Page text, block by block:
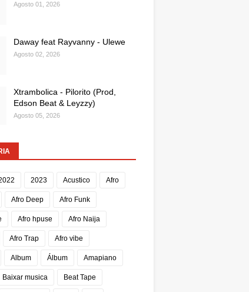
Agosto 01, 2026
Daway feat Rayvanny - Ulewe
Agosto 02, 2026
Xtrambolica - Pilorito (Prod,
Edson Beat & Leyzzy)
Agosto 05, 2026
2023 Acustico Afro
Afro Deep Afro Funk
Afro hpuse Afro Naija
Afro Trap Afro vibe
Album Álbum Amapiano
Baixar musica Beat Tape